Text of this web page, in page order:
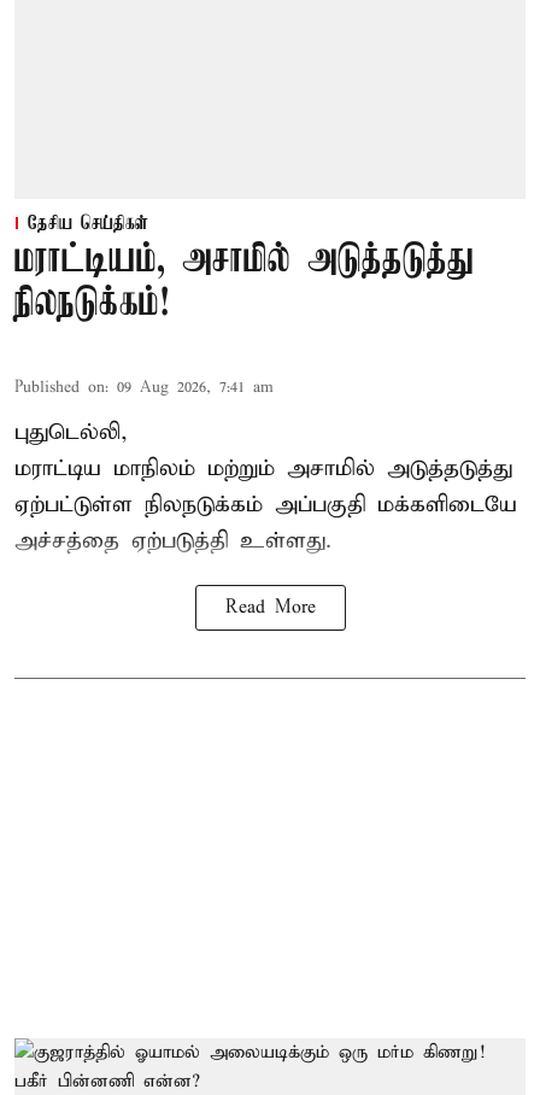
தேசிய செய்திகள்
மராட்டியம், அசாமில் அடுத்தடுத்து
நிலநடுக்கம்!
Published on: 09 Aug 2026, 7:41 am
புதுடெல்லி,
மராட்டிய மாநிலம் மற்றும் அசாமில் அடுத்தடுத்து
ஏற்பட்டுள்ள நிலநடுக்கம் அப்பகுதி மக்களிடையே
அச்சத்தை ஏற்படுத்தி உள்ளது.
Read More